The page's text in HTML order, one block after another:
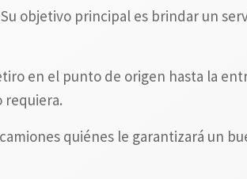
objetivo principal es brindar un
en el punto de origen hasta la
quiénes le garantizará un